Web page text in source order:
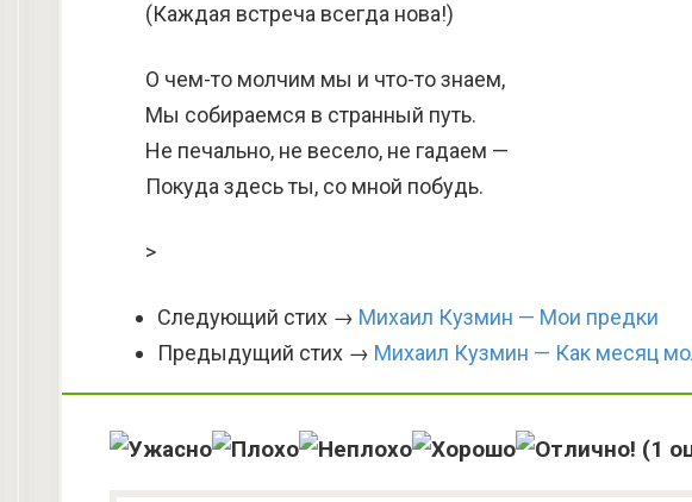
(Каждая встреча всегда нова!)
О чем-то молчим мы и что-то знаем,
Мы собираемся в странный путь.
Не печально, не весело, не гадаем —
Покуда здесь ты, со мной побудь.
>
Следующий стих → Михаил Кузмин — Мои предки
Предыдущий стих → Михаил Кузмин — Как месяц
(1